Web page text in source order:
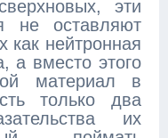
эти
не оставляют
как нейтронная
а вместо этого
материал в
только два
их